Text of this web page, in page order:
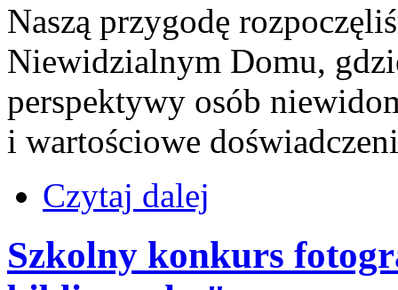
Naszą przygodę
Niewidzialnym Domu,
perspektywy osób
i wartościowe
Czytaj dalej
Szkolny konkurs